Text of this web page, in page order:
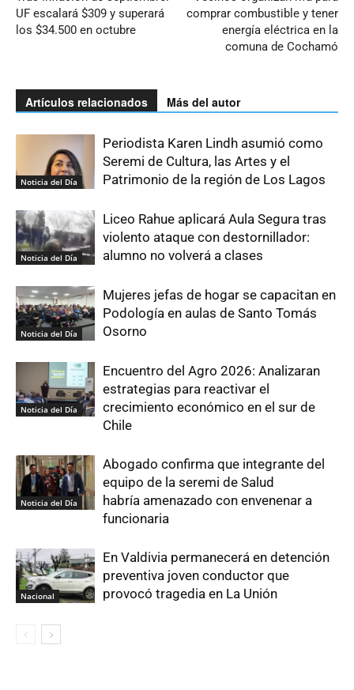
UF escalará $309 y superará
los $34.500 en octubre
comprar combustible y tener
energía eléctrica en la
comuna de Cochamó
Artículos relacionados Más del autor
Noticia del Día
Periodista Karen Lindh asumió como
Seremi de Cultura, las Artes y el
Patrimonio de la región de Los Lagos
Noticia del Día
Liceo Rahue aplicará Aula Segura tras
violento ataque con destornillador:
alumno no volverá a clases
Noticia del Día
Mujeres jefas de hogar se capacitan en
Podología en aulas de Santo Tomás
Osorno
Noticia del Día
Encuentro del Agro 2026: Analizaran
estrategias para reactivar el
crecimiento económico en el sur de
Chile
Noticia del Día
Abogado confirma que integrante del
equipo de la seremi de Salud
habría amenazado con envenenar a
funcionaria
Nacional
En Valdivia permanecerá en detención
preventiva joven conductor que
provocó tragedia en La Unión